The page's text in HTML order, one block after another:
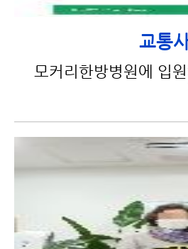
교통
모커리한방병원에 입